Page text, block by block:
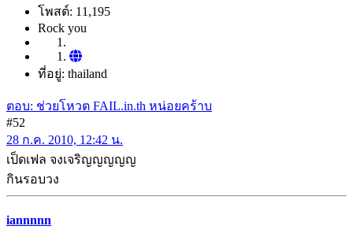
โพสต์: 11,195
Rock you
ที่อยู่: thailand
ตอบ: ช่วยโหวต FAIL.in.th หน่อยคร้าบ
#52
28 ก.ค. 2010, 12:42 น.
เป็ดเฟล จงเจริญญญญญ
กินรอบวง
iannnnn